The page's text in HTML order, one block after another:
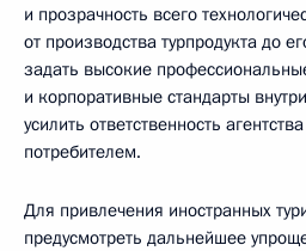
и прозрачность всего
от производства турпродукта до
задать высокие
и корпоративные стандарты
усилить ответственность
потребителем.
Для привлечения иностранных
предусмотреть дальнейшее